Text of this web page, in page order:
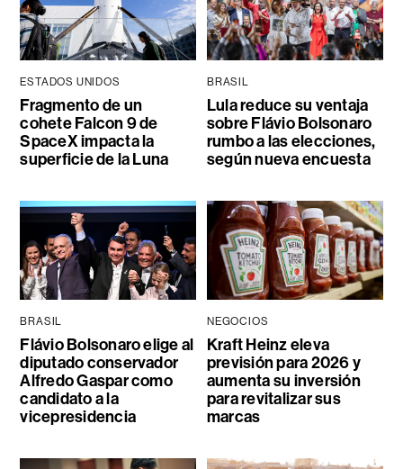
ESTADOS UNIDOS
Fragmento de un
cohete Falcon 9 de
SpaceX impacta la
superficie de la Luna
BRASIL
Lula reduce su ventaja
sobre Flávio Bolsonaro
rumbo a las elecciones,
según nueva encuesta
BRASIL
Flávio Bolsonaro elige al
diputado conservador
Alfredo Gaspar como
candidato a la
vicepresidencia
NEGOCIOS
Kraft Heinz eleva
previsión para 2026 y
aumenta su inversión
para revitalizar sus
marcas